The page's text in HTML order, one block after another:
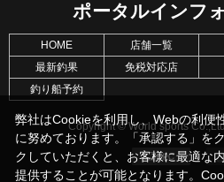
ポータルインフ
HOME 店舗一覧
最新釣果
免税対応店
釣り船予約
Copyright © World sports
弊社はCookieを利用し、Webの利便
に努めております。「承認する」を
クしていただくと、お客様に最適な
提供することが可能となります。